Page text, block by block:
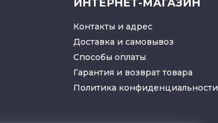
ИНТЕРНЕТ-МАГАЗИН
Контакты и адрес
Доставка и самовывоз
Способы оплаты
Гарантия и возврат товара
Политика конфиденциальности